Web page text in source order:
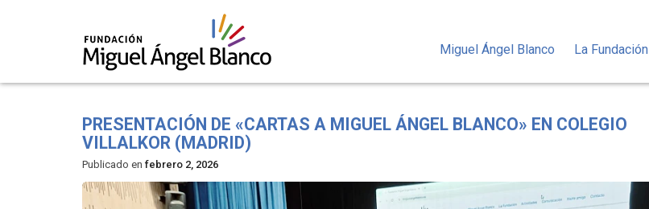
Miguel Ángel Blanco La Fundación
PRESENTACIÓN DE «CARTAS A MIGUEL ÁNGEL BLANCO» EN COLEGIO
VILLALKOR (MADRID)
Publicado en febrero 2, 2026